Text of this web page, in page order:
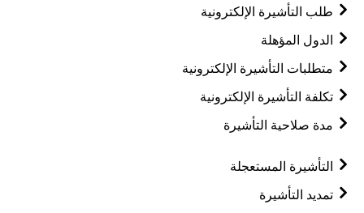
طلب التأشيرة الإلكترونية
الدول المؤهلة
متطلبات التأشيرة الإلكترونية
تكلفة التأشيرة الإلكترونية
مدة صلاحية التأشيرة
التأشيرة المستعجلة
تمديد التأشيرة